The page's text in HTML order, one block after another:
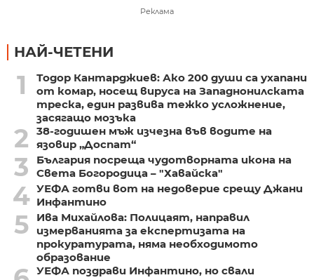
Реклама
НАЙ-ЧЕТЕНИ
1
Тодор Кантарджиев: Ако 200 души са ухапани
от комар, носещ вируса на Западнонилската
треска, един развива тежко усложнение,
засягащо мозъка
2
38-годишен мъж изчезна във водите на
язовир „Доспат“
3
България посреща чудотворната икона на
Света Богородица – "Хавайска"
4 УЕФА готви вот на недоверие срещу Джани
Инфантино
5
Ива Михайлова: Полицаят, направил
измерванията за експертизата на
прокуратурата, няма необходимото
образование
УЕФА поздрави Инфантино, но свали